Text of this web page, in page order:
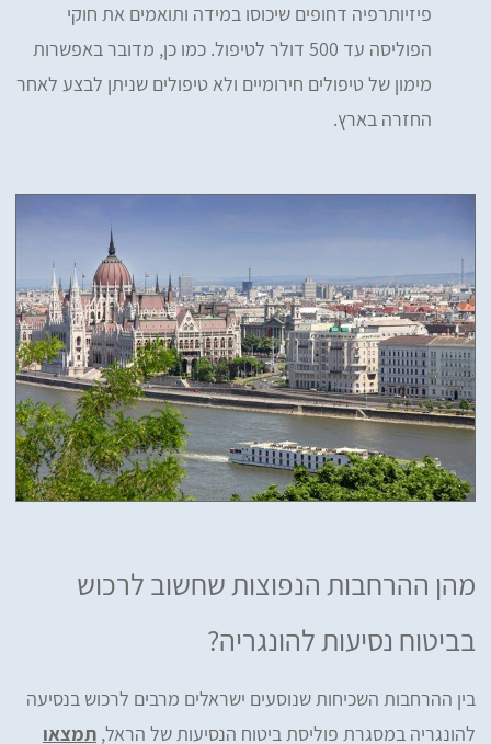
פיזיותרפיה דחופים שיכוסו במידה ותואמים את חוקי
הפוליסה עד 500 דולר לטיפול. כמו כן, מדובר באפשרות
מימון של טיפולים חירומיים ולא טיפולים שניתן לבצע לאחר
החזרה בארץ.
מהן ההרחבות הנפוצות שחשוב לרכוש
בביטוח נסיעות להונגריה?
בין ההרחבות השכיחות שנוסעים ישראלים מרבים לרכוש בנסיעה
להונגריה במסגרת פוליסת ביטוח הנסיעות של הראל, תמצאו